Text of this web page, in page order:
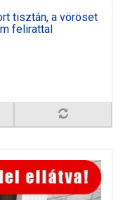
tisztán, a vöröset
felirattal